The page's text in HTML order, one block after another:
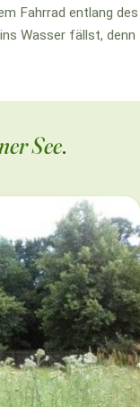
Fahrrad entlang des
Wasser fällst, denn
See.